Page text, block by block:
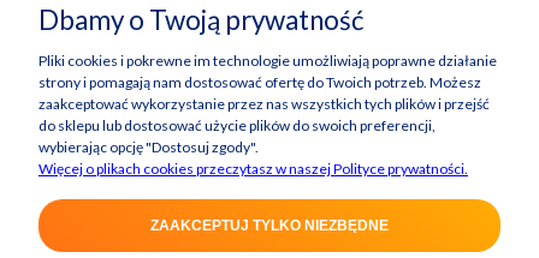
Dbamy o Twoją prywatność
Pliki cookies i pokrewne im technologie umożliwiają poprawne działanie
strony i pomagają nam dostosować ofertę do Twoich potrzeb. Możesz
zaakceptować wykorzystanie przez nas wszystkich tych plików i przejść
do sklepu lub dostosować użycie plików do swoich preferencji,
wybierając opcję "Dostosuj zgody".
Więcej o plikach cookies przeczytasz w naszej Polityce prywatności.
ZAAKCEPTUJ TYLKO NIEZBĘDNE